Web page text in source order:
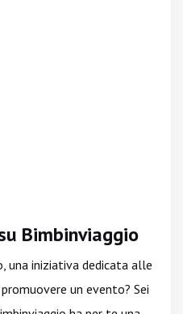
Bimbinviaggio
una iniziativa dedicata alle
un evento? Sei